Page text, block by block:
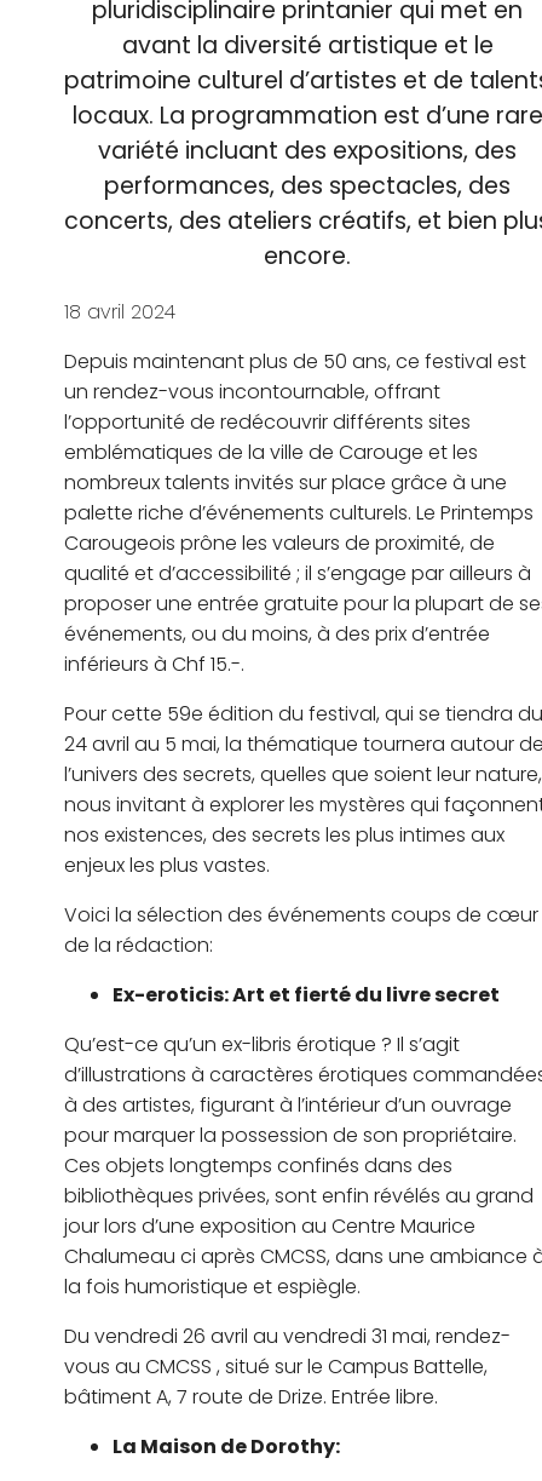
pluridisciplinaire printanier qui met en
avant la diversité artistique et le
patrimoine culturel d’artistes et de
locaux. La programmation est d’une rare
variété incluant des expositions, des
performances, des spectacles, des
concerts, des ateliers créatifs, et bien
encore.
18 avril 2024
Depuis maintenant plus de 50 ans, ce festival est
un rendez-vous incontournable, offrant
l’opportunité de redécouvrir différents sites
emblématiques de la ville de Carouge et les
nombreux talents invités sur place grâce à une
palette riche d’événements culturels. Le Printemps
Carougeois prône les valeurs de proximité, de
qualité et d’accessibilité ; il s’engage par ailleurs à
proposer une entrée gratuite pour la plupart de
événements, ou du moins, à des prix d’entrée
inférieurs à Chf 15.-.
Pour cette 59e édition du festival, qui se tiendra du
24 avril au 5 mai, la thématique tournera autour
l’univers des secrets, quelles que soient leur nature,
nous invitant à explorer les mystères qui
nos existences, des secrets les plus intimes aux
enjeux les plus vastes.
Voici la sélection des événements coups de cœur
de la rédaction:
Ex-eroticis: Art et fierté du livre secret
Qu’est-ce qu’un ex-libris érotique ? Il s’agit
d’illustrations à caractères érotiques
à des artistes, figurant à l’intérieur d’un ouvrage
pour marquer la possession de son propriétaire.
Ces objets longtemps confinés dans des
bibliothèques privées, sont enfin révélés au grand
jour lors d’une exposition au Centre Maurice
Chalumeau ci après CMCSS, dans une ambiance
la fois humoristique et espiègle.
Du vendredi 26 avril au vendredi 31 mai, rendez-
vous au CMCSS , situé sur le Campus Battelle,
bâtiment A, 7 route de Drize. Entrée libre.
La Maison de Dorothy: